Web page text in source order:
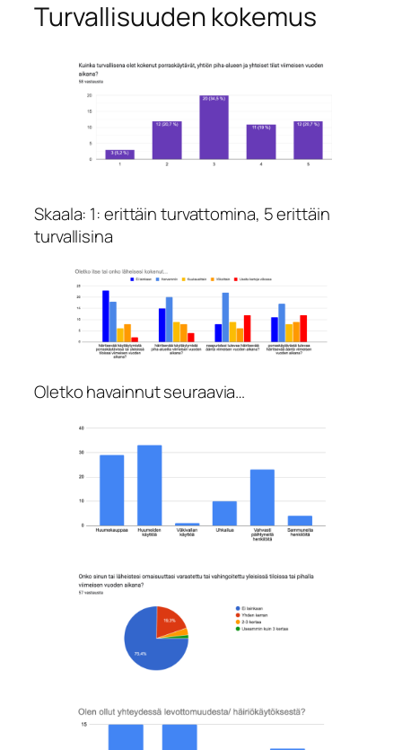
Turvallisuuden kokemus
Skaala: 1: erittäin turvattomina, 5 erittäin
turvallisina
Oletko havainnut seuraavia…